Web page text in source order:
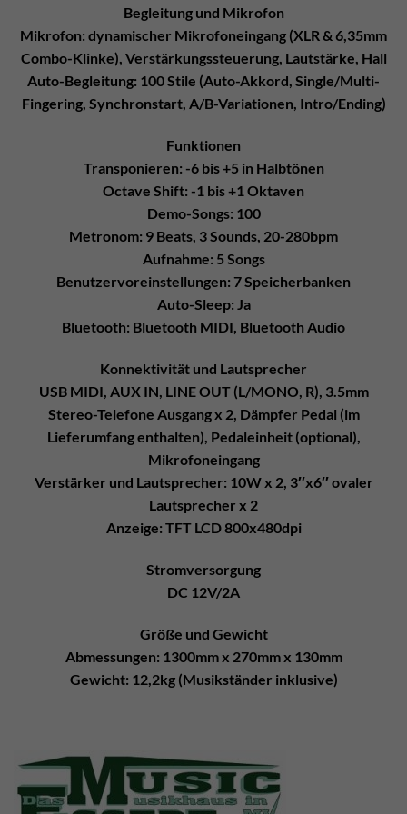
Begleitung und Mikrofon
Mikrofon: dynamischer Mikrofoneingang (XLR & 6,35mm
Combo-Klinke), Verstärkungssteuerung, Lautstärke, Hall
Auto-Begleitung: 100 Stile (Auto-Akkord, Single/Multi-
Fingering, Synchronstart, A/B-Variationen, Intro/Ending)
Funktionen
Transponieren: -6 bis +5 in Halbtönen
Octave Shift: -1 bis +1 Oktaven
Demo-Songs: 100
Metronom: 9 Beats, 3 Sounds, 20-280bpm
Aufnahme: 5 Songs
Benutzervoreinstellungen: 7 Speicherbanken
Auto-Sleep: Ja
Bluetooth: Bluetooth MIDI, Bluetooth Audio
Konnektivität und Lautsprecher
USB MIDI, AUX IN, LINE OUT (L/MONO, R), 3.5mm
Stereo-Telefone Ausgang x 2, Dämpfer Pedal (im
Lieferumfang enthalten), Pedaleinheit (optional),
Mikrofoneingang
Verstärker und Lautsprecher: 10W x 2, 3′′x6′′ ovaler
Lautsprecher x 2
Anzeige: TFT LCD 800x480dpi
Stromversorgung
DC 12V/2A
Größe und Gewicht
Abmessungen: 1300mm x 270mm x 130mm
Gewicht: 12,2kg (Musikständer inklusive)